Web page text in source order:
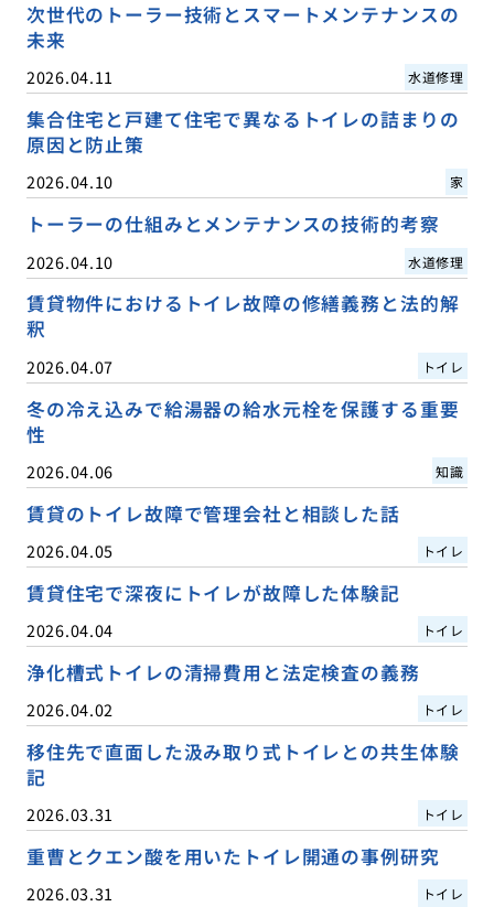
次世代のトーラー技術とスマートメンテナンスの
未来
2026.04.11 水道修理
集合住宅と戸建て住宅で異なるトイレの詰まりの
原因と防止策
2026.04.10 家
トーラーの仕組みとメンテナンスの技術的考察
2026.04.10 水道修理
賃貸物件におけるトイレ故障の修繕義務と法的解
釈
2026.04.07 トイレ
冬の冷え込みで給湯器の給水元栓を保護する重要
性
2026.04.06 知識
賃貸のトイレ故障で管理会社と相談した話
2026.04.05 トイレ
賃貸住宅で深夜にトイレが故障した体験記
2026.04.04 トイレ
浄化槽式トイレの清掃費用と法定検査の義務
2026.04.02 トイレ
移住先で直面した汲み取り式トイレとの共生体験
記
2026.03.31 トイレ
重曹とクエン酸を用いたトイレ開通の事例研究
2026.03.31 トイレ